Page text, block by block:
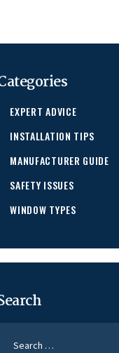
EXPERT ADVICE
INSTALLATION TIPS
MANUFACTURER GUIDE
SAFETY ISSUES
WINDOW TYPES